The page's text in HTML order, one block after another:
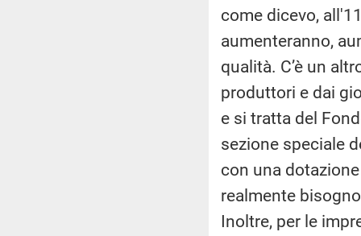
come dicevo,
aumenteranno,
qualità. C’è un
produttori e dai
e si tratta del
sezione speciale
con una
realmente
Inoltre, per le